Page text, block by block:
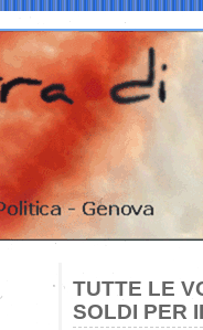
TUTTE LE
SOLDI PER